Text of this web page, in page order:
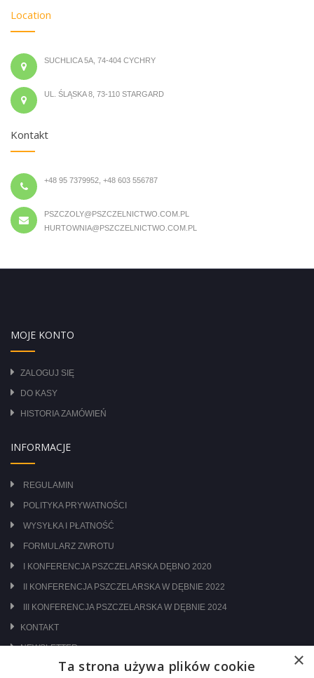
Location
SUCHLICA 5A, 74-404 CYCHRY
UL. ŚLĄSKA 8, 73-110 STARGARD
Kontakt
+48 95 7379952, +48 603 556787
PSZCZOLY@PSZCZELNICTWO.COM.PL
HURTOWNIA@PSZCZELNICTWO.COM.PL
MOJE KONTO
ZALOGUJ SIĘ
DO KASY
HISTORIA ZAMÓWIEŃ
INFORMACJE
REGULAMIN
POLITYKA PRYWATNOŚCI
WYSYŁKA I PŁATNOŚĆ
FORMULARZ ZWROTU
I KONFERENCJA PSZCZELARSKA DĘBNO 2020
II KONFERENCJA PSZCZELARSKA W DĘBNIE 2022
III KONFERENCJA PSZCZELARSKA W DĘBNIE 2024
KONTAKT
NEWSLETTER
×
Ta strona używa plików cookie